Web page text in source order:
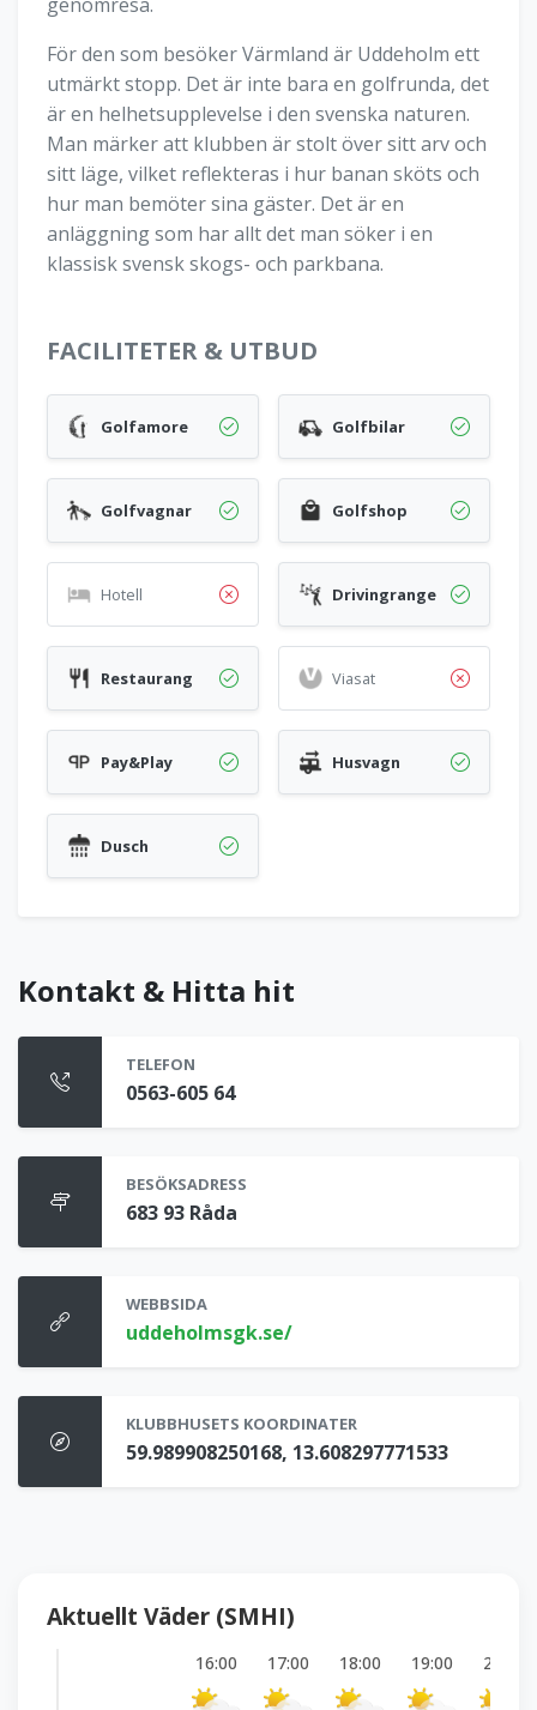
För den som besöker Värmland är Uddeholm ett
utmärkt stopp. Det är inte bara en golfrunda, det
är en helhetsupplevelse i den svenska naturen.
Man märker att klubben är stolt över sitt arv och
sitt läge, vilket reflekteras i hur banan sköts och
hur man bemöter sina gäster. Det är en
anläggning som har allt det man söker i en
klassisk svensk skogs- och parkbana.
FACILITETER & UTBUD
Golfamore Golfbilar
Golfvagnar Golfshop
Hotell Drivingrange
Restaurang Viasat
Pay&Play Husvagn
Dusch
Kontakt & Hitta hit
TELEFON
0563-605 64
BESÖKSADRESS
683 93 Råda
WEBBSIDA
uddeholmsgk.se/
KLUBBHUSETS KOORDINATER
59.989908250168, 13.608297771533
Aktuellt Väder (SMHI)
16:00 17:00 18:00 19:00 20:00